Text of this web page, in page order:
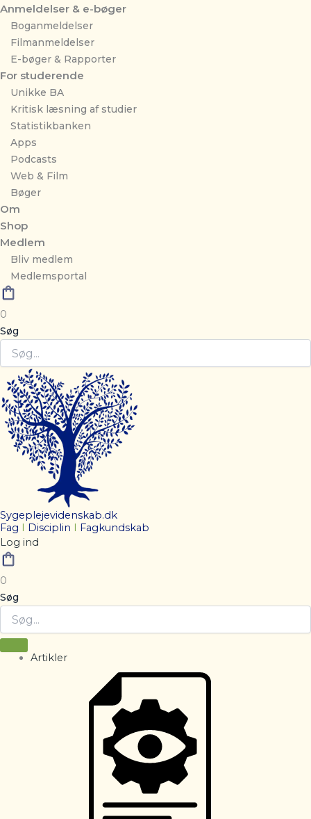
Anmeldelser & e-bøger
Boganmeldelser
Filmanmeldelser
E-bøger & Rapporter
For studerende
Unikke BA
Kritisk læsning af studier
Statistikbanken
Apps
Podcasts
Web & Film
Bøger
Om
Shop
Medlem
Bliv medlem
Medlemsportal
0
Søg
Sygeplejevidenskab.dk
Fag
Disciplin
Fagkundskab
Log ind
0
Søg
Artikler